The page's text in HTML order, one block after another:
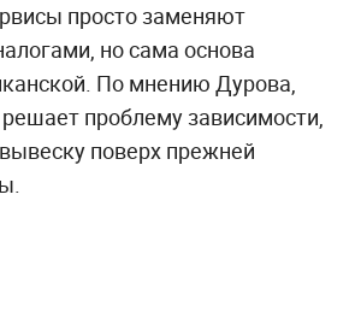
просто заменяют
но сама основа
По мнению Дурова,
проблему зависимости,
поверх прежней